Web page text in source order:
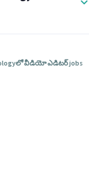
వీడియో ఎడిటర్ jobs